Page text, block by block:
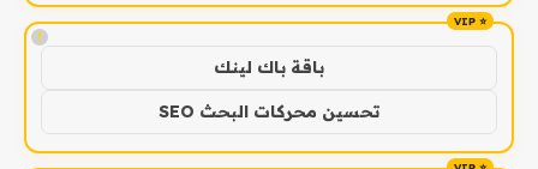
!
باقة باك لينك
تحسين محركات البحث SEO